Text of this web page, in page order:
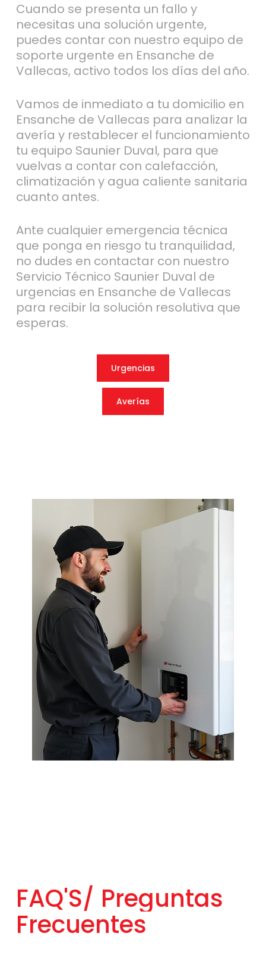
Cuando se presenta un fallo y
necesitas una solución urgente,
puedes contar con nuestro equipo de
soporte urgente en Ensanche de
Vallecas, activo todos los días del año.
Vamos de inmediato a tu domicilio en
Ensanche de Vallecas para analizar la
avería y restablecer el funcionamiento
tu equipo Saunier Duval, para que
vuelvas a contar con calefacción,
climatización y agua caliente sanitaria
cuanto antes.
Ante cualquier emergencia técnica
que ponga en riesgo tu tranquilidad,
no dudes en contactar con nuestro
Servicio Técnico Saunier Duval de
urgencias en Ensanche de Vallecas
para recibir la solución resolutiva que
esperas.
Urgencias
Averías
FAQ'S/ Preguntas
Frecuentes